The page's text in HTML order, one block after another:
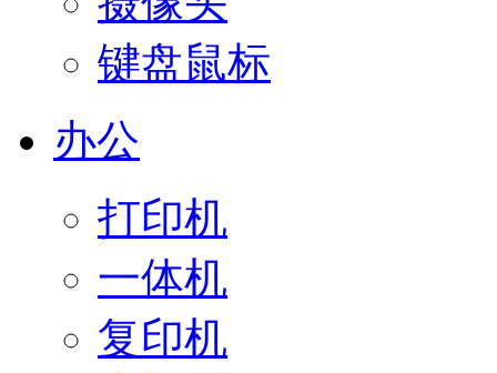
键盘鼠标
办公
打印机
一体机
复印机